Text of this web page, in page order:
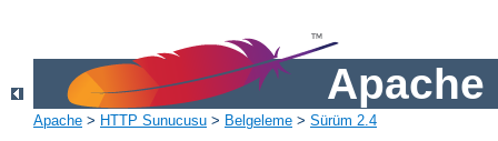
Apache
Apache > HTTP Sunucusu > Belgeleme > Sürüm 2.4